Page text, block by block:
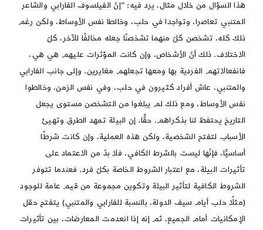
هذا السؤال من خلال مثال، يرد فيه: “إنّ الفيلسوف الفارابي والشاعر
المتنبي تعاصرا، وتواجدا في حلب، وخالطا نفس الأوساط، ولكن رغم
ذلك كله، تشخصن كلّ منهما تشخصنًا جعله مخالفًا للآخر، كلّ
الاختلاف. ذلك أنّ الأشخاص، وإن كانت المؤثرات عليهم هي هي،
فانفعالاتهم الفردية بها ومعها تجعلهم مغايرين. وإلى جانب الفارابي
والمتنبي، عاش أفراد كثيرون في حلب، وفي نفس الزمن، وخالطوا
نفس الأوساط، ومع ذلك لم يبلغوا من التشخصن مستوى يجعل
التاريخ يحتفظ لنا بذكراهم. حقًّا، إن البيئة تمهد الطرق وتهيئ
الأسباب لتفتح الشخصية، ولكن هذه العملية، وإن كانت شرطًا
أساسيًّا، فإنّها ليست بالشرط الكافي، فلا بدّ من الاعتماد على
تأثيرات البيئة، مع اعتبار الشروط الخاصة بكلّ فرد. فعندما تتوفر
الشروط الكافية لتأثير البيئة وتكوين مجموعة من قيم عامة للوجود
(مثلًا حلب أيام سيف الدولة، بالنسبة للفارابي والمتنبي) يتفتح حقل
الإمكانيات أمام الجميع، ثم إنه إذا انعدمت المعارضات، بين تأثيرات